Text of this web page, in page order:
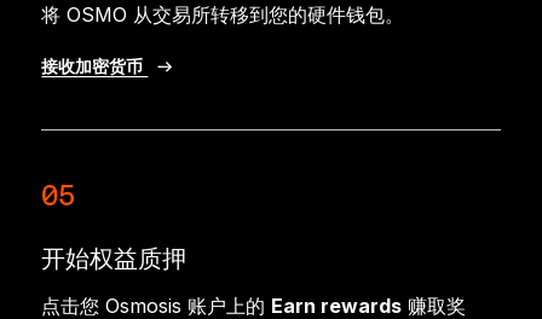
将 OSMO 从交易所转移到您的硬件钱包。
接收加密货币
05
开始权益质押
点击您 Osmosis 账户上的 Earn rewards 赚取奖